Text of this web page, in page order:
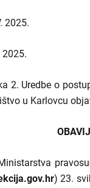
2025.
2. Uredbe o
u Karlovcu
) 23.